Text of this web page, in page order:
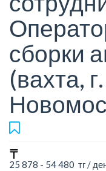
сборки
(вахта, г.
25 878 - 54 480 тг /